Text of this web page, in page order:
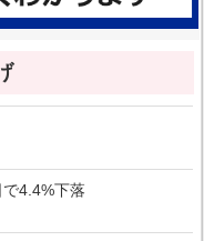
で4.4%下落